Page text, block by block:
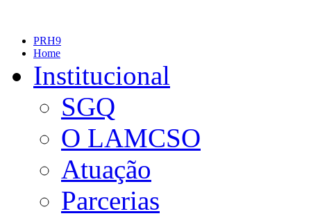
PRH9
Home
Institucional
SGQ
O LAMCSO
Atuação
Parcerias